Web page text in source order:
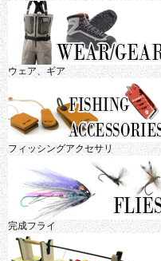
ウェア、ギア
フィッシングアクセサリ
完成フライ